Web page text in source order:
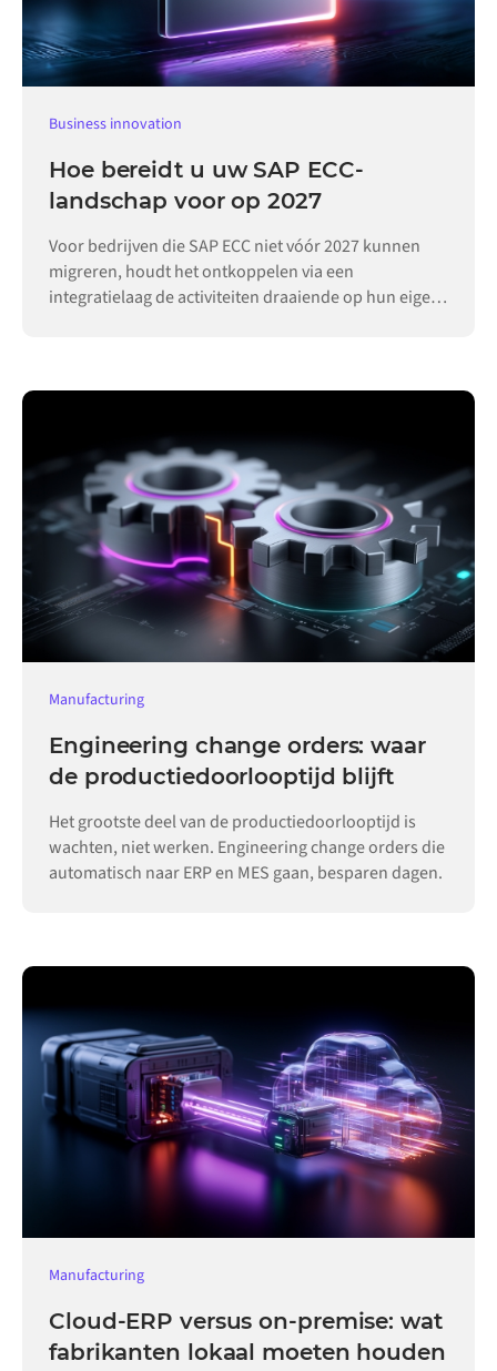
Business innovation
Hoe bereidt u uw SAP ECC-
landschap voor op 2027
Voor bedrijven die SAP ECC niet vóór 2027 kunnen
migreren, houdt het ontkoppelen via een
integratielaag de activiteiten draaiende op hun eigen
Manufacturing
Engineering change orders: waar
de productiedoorlooptijd blijft
Het grootste deel van de productiedoorlooptijd is
wachten, niet werken. Engineering change orders die
automatisch naar ERP en MES gaan, besparen dagen.
Manufacturing
Cloud-ERP versus on-premise: wat
fabrikanten lokaal moeten houden